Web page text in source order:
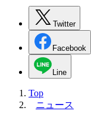
Twitter
Facebook
Line
Top
ニュース